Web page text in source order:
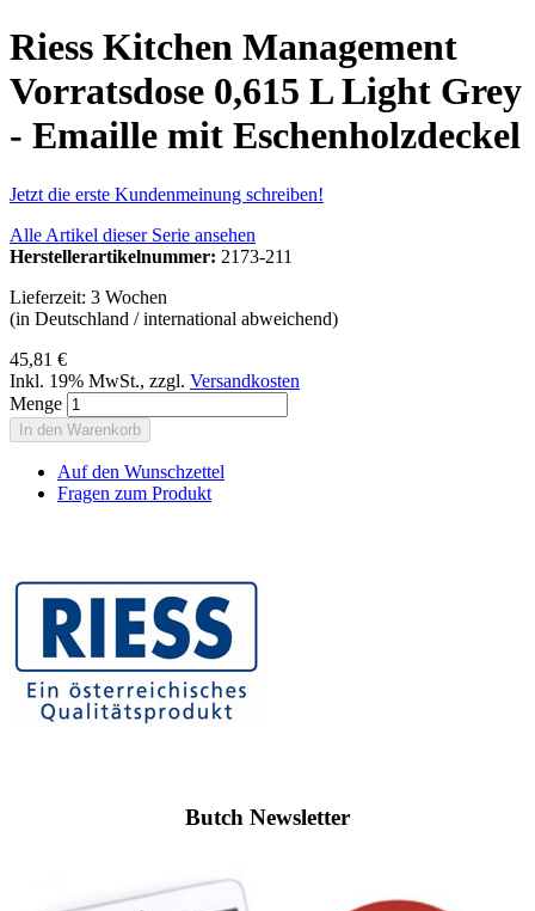
Riess Kitchen Management
Vorratsdose 0,615 L Light Grey
- Emaille mit Eschenholzdeckel
Jetzt die erste Kundenmeinung schreiben!
Alle Artikel dieser Serie ansehen
Herstellerartikelnummer: 2173-211
Lieferzeit: 3 Wochen
(in Deutschland / international abweichend)
45,81 €
Inkl. 19% MwSt., zzgl. Versandkosten
Menge
In den Warenkorb
Auf den Wunschzettel
Fragen zum Produkt
Butch Newsletter